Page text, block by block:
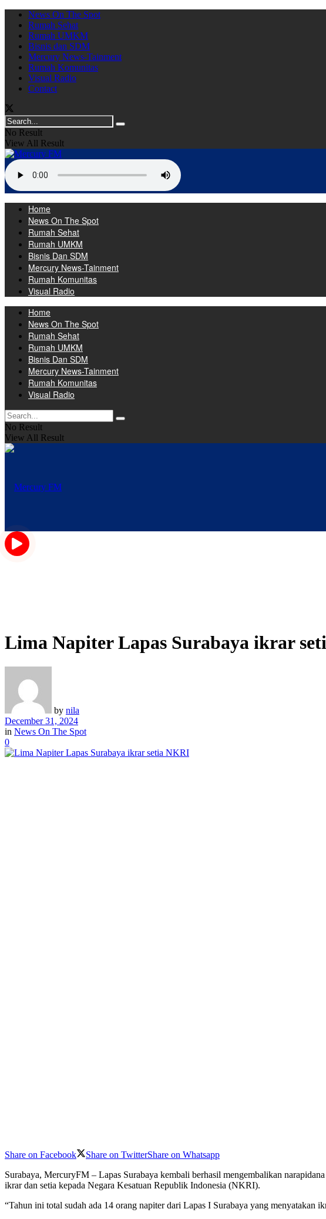
News On The Spot
Rumah Sehat
Rumah UMKM
Bisnis dan SDM
Mercury News-Tainment
Rumah Komunitas
Visual Radio
Contact
No Result
View All Result
Home
News On The Spot
Rumah Sehat
Rumah UMKM
Bisnis Dan SDM
Mercury News-Tainment
Rumah Komunitas
Visual Radio
Home
News On The Spot
Rumah Sehat
Rumah UMKM
Bisnis Dan SDM
Mercury News-Tainment
Rumah Komunitas
Visual Radio
No Result
View All Result
Lima Napiter Lapas Surabaya ikrar
by nila
December 31, 2024
in News On The Spot
0
Share on Facebook Share on TwitterShare on Whatsapp
Surabaya, MercuryFM – Lapas Surabaya kembali berhasil mengembalikan
ikrar dan setia kepada Negara Kesatuan Republik Indonesia (NKRI).
“Tahun ini total sudah ada 14 orang napiter dari Lapas I Surabaya yang